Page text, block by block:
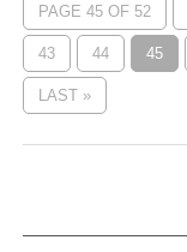
PAGE 45 OF 52
43 44 45
LAST »